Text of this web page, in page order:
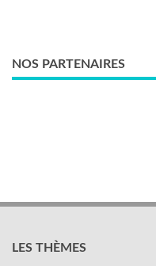
NOS PARTENAIRES
LES THÈMES